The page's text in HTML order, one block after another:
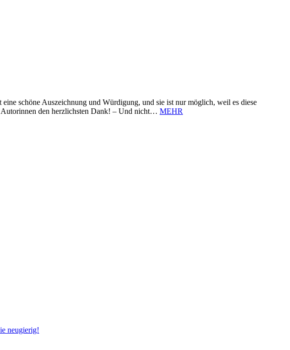
schöne Auszeichnung und Würdigung, und sie ist nur möglich, weil es diese
den herzlichsten Dank! – Und nicht… MEHR
neugierig!